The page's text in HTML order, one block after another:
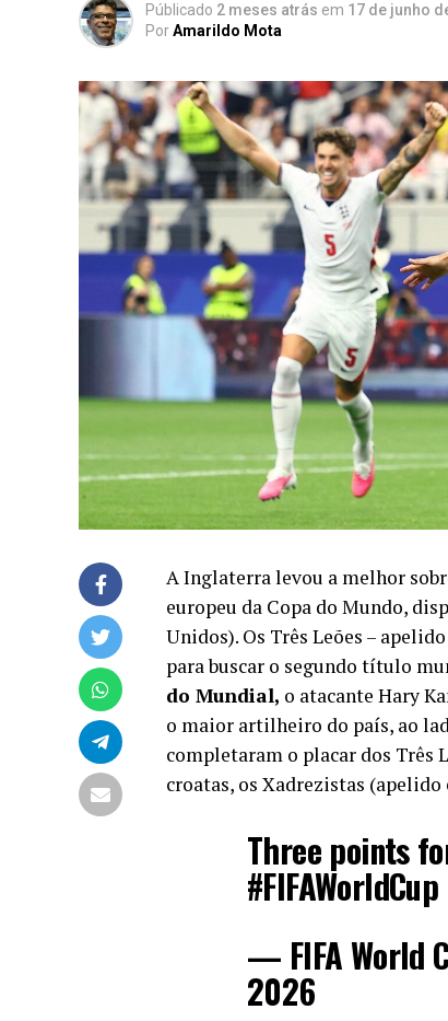
Públicado 2 meses atrás em 17 de junho
PorAmarildo Mota
A Inglaterra levou a melhor
europeu da Copa do Mundo,
Unidos). Os Três Leões –
para buscar o segundo título
do Mundial, o atacante Hary
o maior artilheiro do país, ao
completaram o placar dos Três
croatas, os Xadrezistas
Three points
#FIFAWorldCup
— FIFA World
2026